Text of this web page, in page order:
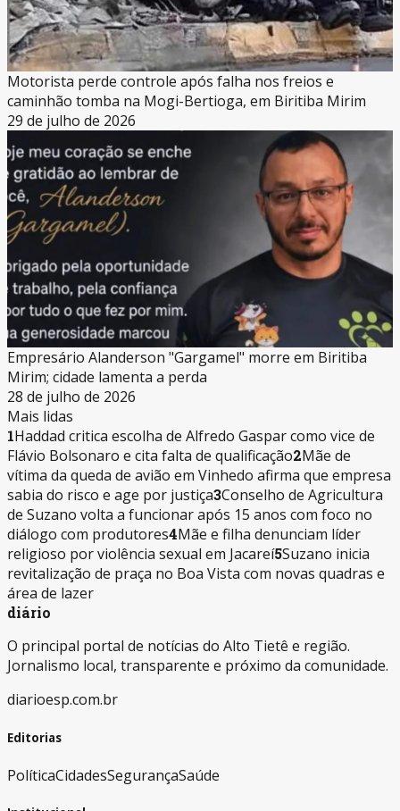
Motorista perde controle após falha nos freios e
caminhão tomba na Mogi-Bertioga, em Biritiba Mirim
29 de julho de 2026
Empresário Alanderson "Gargamel" morre em Biritiba
Mirim; cidade lamenta a perda
28 de julho de 2026
Mais lidas
1Haddad critica escolha de Alfredo Gaspar como vice de
Flávio Bolsonaro e cita falta de qualificação2Mãe de
vítima da queda de avião em Vinhedo afirma que empresa
sabia do risco e age por justiça3Conselho de Agricultura
de Suzano volta a funcionar após 15 anos com foco no
diálogo com produtores4Mãe e filha denunciam líder
religioso por violência sexual em Jacareí5Suzano inicia
revitalização de praça no Boa Vista com novas quadras e
área de lazer
diário
O principal portal de notícias do Alto Tietê e região.
Jornalismo local, transparente e próximo da comunidade.
diarioesp.com.br
Editorias
PolíticaCidadesSegurançaSaúde